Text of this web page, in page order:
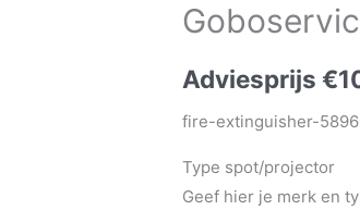
Adviesprijs€
fire-extinguisher-5896
Type spot/projector
Geef hier je merk en